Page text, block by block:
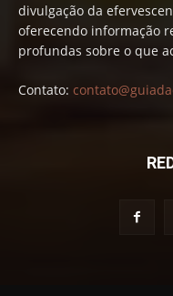
divulgação da
oferecendo informação
profundas sobre o que
Contato: